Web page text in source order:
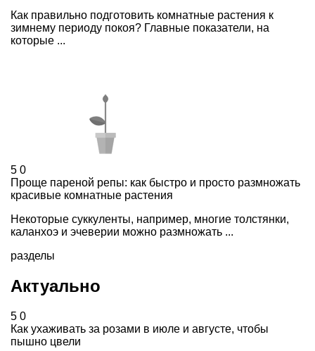
Как правильно подготовить комнатные растения к
зимнему периоду покоя? Главные показатели, на
которые ...
5 0
Проще пареной репы: как быстро и просто размножать
красивые комнатные растения
Некоторые суккуленты, например, многие толстянки,
каланхоэ и эчеверии можно размножать ...
разделы
Актуально
5 0
Как ухаживать за розами в июле и августе, чтобы
пышно цвели